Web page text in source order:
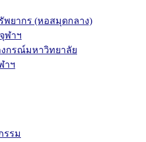
พยากร (หอสมุดกลาง)
ฬาฯ
กรณ์มหาวิทยาลัย
าฯ
รรม